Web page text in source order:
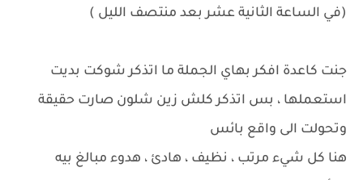
(في الساعة الثانية عشر بعد منتصف الليل )
جنت كاعدة افكر بهاي الجملة ما اتذكر شوكت بديت
استعملها ، بس اتذكر كلش زين شلون صارت حقيقة
وتحولت الى واقع بائس
هنا كل شيء مرتب ، نظيف ، هادئ ، هدوء مبالغ بيه